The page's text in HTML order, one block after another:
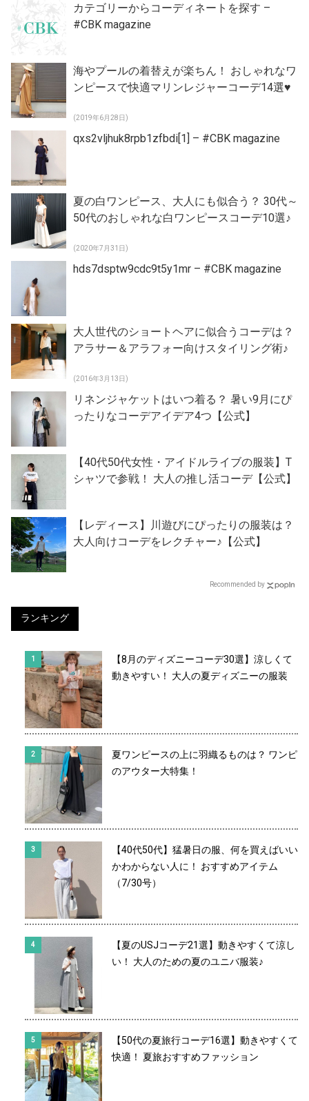
カテゴリーからコーディネートを探す –
#CBK magazine
海やプールの着替えが楽ちん！ おしゃれなワ
ンピースで快適マリンレジャーコーデ14選♥
(2019年6月28日)
qxs2vljhuk8rpb1zfbdi[1] – #CBK magazine
夏の白ワンピース、大人にも似合う？ 30代～
50代のおしゃれな白ワンピースコーデ10選♪
(2020年7月31日)
hds7dsptw9cdc9t5y1mr – #CBK magazine
大人世代のショートヘアに似合うコーデは？
アラサー＆アラフォー向けスタイリング術♪
(2016年3月13日)
リネンジャケットはいつ着る？ 暑い9月にぴ
ったりなコーデアイデア4つ【公式】
【40代50代女性・アイドルライブの服装】T
シャツで参戦！ 大人の推し活コーデ【公式】
【レディース】川遊びにぴったりの服装は？
大人向けコーデをレクチャー♪【公式】
Recommended by
ランキング
【8月のディズニーコーデ30選】涼しくて
動きやすい！ 大人の夏ディズニーの服装
夏ワンピースの上に羽織るものは？ ワンピ
のアウター大特集！
【40代50代】猛暑日の服、何を買えばいい
かわからない人に！ おすすめアイテム
（7/30号）
【夏のUSJコーデ21選】動きやすくて涼し
い！ 大人のための夏のユニバ服装♪
【50代の夏旅行コーデ16選】動きやすくて
快適！ 夏旅おすすめファッション